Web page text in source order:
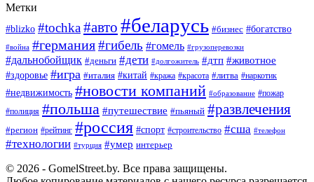
Метки
#blizko #tochka#авто #беларусь #бизнес #богатство
#война #германия#гибель #гомель #грузоперевозки
#дальнобойщик #деньги #дети #долгожитель #дтп #животное
#здоровье #игра #италия #китай #кража #красота #литва #наркотик
#недвижимость #новости компаний #образование #пожар
#полиция #польша #путешествие #пьяный #развлечения
#регион #рейтинг #россия #спорт #строительство #сша #телефон
#технологии #турция #умер интерьер
© 2026 - GomelStreet.by. Все права защищены.